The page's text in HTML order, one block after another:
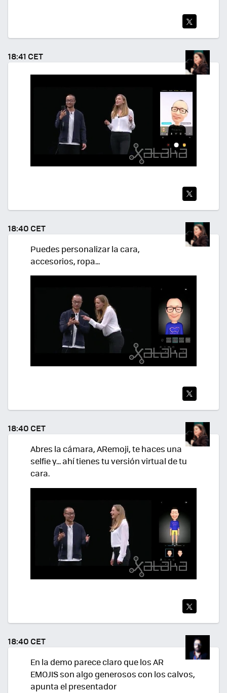
TEA
R
18:41 CET
TEA
R
18:40 CET
Puedes personalizar la cara,
accesorios, ropa...
TEA
R
18:40 CET
Abres la cámara, ARemoji, te haces una
selfie y... ahí tienes tu versión virtual de tu
cara.
TEA
R
18:40 CET
En la demo parece claro que los AR
EMOJIS son algo generosos con los calvos,
apunta el presentador